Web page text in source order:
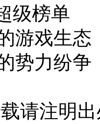
级榜单
游戏生态
势力纷争
载请注明